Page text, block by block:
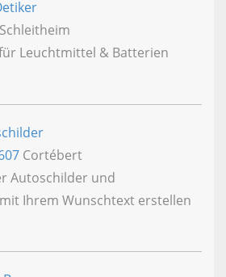
Schleitheim
Leuchtmittel & Batterien
Cortébert
Autoschilder und
Ihrem Wunschtext erstellen